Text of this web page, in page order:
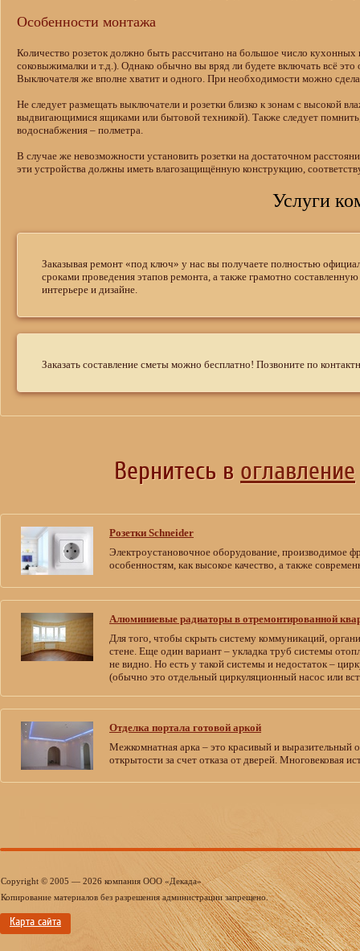
Особенности монтажа
Количество розеток должно быть рассчитано на большое число
соковыжималки и т.д.). Однако обычно вы вряд ли будете включать всё
Выключателя же вполне хватит и одного. При необходимости можно
Не следует размещать выключатели и розетки близко к зонам с высокой
выдвигающимися ящиками или бытовой техникой). Также следует
водоснабжения – полметра.
В случае же невозможности установить розетки на достаточном
эти устройства должны иметь влагозащищённую конструкцию,
Услуги
Заказывая ремонт «под ключ» у нас вы получаете полностью
сроками проведения этапов ремонта, а также грамотно
интерьере и дизайне.
Заказать составление сметы можно бесплатно! Позвоните по
Вернитесь в оглавление
Розетки Schneider
Электроустановочное оборудование, производимое
особенностям, как высокое качество, а также
Алюминиевые радиаторы в отремонтированной
Для того, чтобы скрыть систему коммуникаций,
стене. Еще один вариант – укладка труб системы
не видно. Но есть у такой системы и недостаток –
(обычно это отдельный циркуляционный насос или
Отделка портала готовой аркой
Межкомнатная арка – это красивый и выразительный
открытости за счет отказа от дверей. Многовековая
Copyright © 2005 — 2026 компания ООО «Декада»
Копирование материалов без разрешения администрации запрещено.
Карта сайта